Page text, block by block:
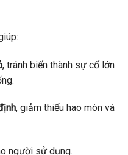
, tránh biến thành sự cố lớn
, giảm thiểu hao mòn và
người sử dụng.